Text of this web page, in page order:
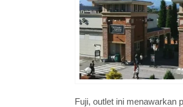
Fuji, outlet ini menawarkan